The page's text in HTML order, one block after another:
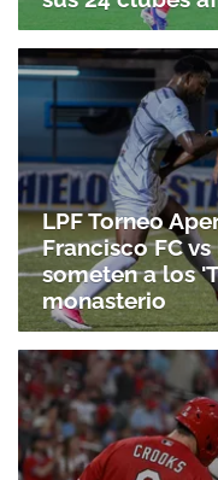
LPF Torneo
Francisco FC
someten a los
monasterio